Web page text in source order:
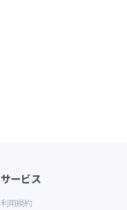
サービス
利用規約